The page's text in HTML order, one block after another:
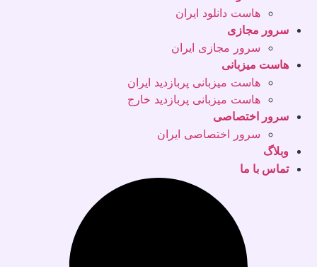
هاست دانلود ایران
سرور مجازی
سرور مجازی ایران
هاست میزبانی
هاست میزبانی پربازدید ایران
هاست میزبانی پربازدید خارج
سرور اختصاصی
سرور اختصاصی ایران
وبلاگ
تماس با ما